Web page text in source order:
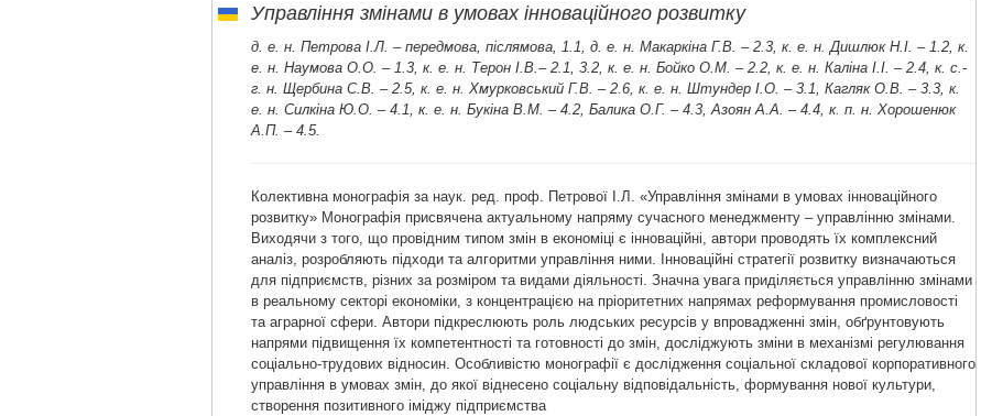
Управління змінами в умовах інноваційного розвитку
д. е. н. Петрова І.Л. – передмова, післямова, 1.1, д. е. н. Макаркіна Г.В. – 2.3, к. е. н. Дишлюк Н.І. – 1.2, к.
е. н. Наумова О.О. – 1.3, к. е. н. Терон І.В.– 2.1, 3.2, к. е. н. Бойко О.М. – 2.2, к. е. н. Каліна І.І. – 2.4, к. с.-
г. н. Щербина С.В. – 2.5, к. е. н. Хмурковський Г.В. – 2.6, к. е. н. Штундер І.О. – 3.1, Кагляк О.В. – 3.3, к.
е. н. Силкіна Ю.О. – 4.1, к. е. н. Букіна В.М. – 4.2, Балика О.Г. – 4.3, Азоян А.А. – 4.4, к. п. н. Хорошенюк
А.П. – 4.5.
Колективна монографія за наук. ред. проф. Петрової І.Л. «Управління змінами в умовах інноваційного
розвитку» Монографія присвячена актуальному напряму сучасного менеджменту – управлінню змінами.
Виходячи з того, що провідним типом змін в економіці є інноваційні, автори проводять їх комплексний
аналіз, розробляють підходи та алгоритми управління ними. Інноваційні стратегії розвитку визначаються
для підприємств, різних за розміром та видами діяльності. Значна увага приділяється управлінню змінами
в реальному секторі економіки, з концентрацією на пріоритетних напрямах реформування промисловості
та аграрної сфери. Автори підкреслюють роль людських ресурсів у впровадженні змін, обґрунтовують
напрями підвищення їх компетентності та готовності до змін, досліджують зміни в механізмі регулювання
соціально-трудових відносин. Особливістю монографії є дослідження соціальної складової корпоративного
управління в умовах змін, до якої віднесено соціальну відповідальність, формування нової культури,
створення позитивного іміджу підприємства